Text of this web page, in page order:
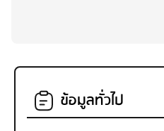
ข้อมูลทั่วไป